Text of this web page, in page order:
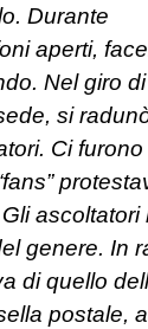
Durante
aperti,
Nel giro
si
Ci furono
ascoltatori
genere. In
di quello
postale,